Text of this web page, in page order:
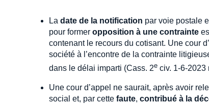
La date de la notification par voie postale
pour former opposition à une contrainte
contenant le recours du cotisant. Une cour
société à l’encontre de la contrainte
dans le délai imparti (Cass. 2e civ. 1-6-2023
Une cour d’appel ne saurait, après avoir
social et, par cette faute, contribué à la